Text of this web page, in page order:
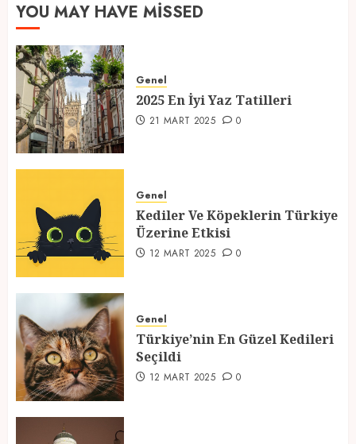
1
21 MART 2025
2
Üzerine Etkisi
12 MART 2025 0
3
Seçildi
12 MART 2025 0
YOU MAY HAVE MISSED
Genel
2025 En İyi Yaz Tatilleri
21 MART 2025 0
Genel
Kediler Ve Köpeklerin Türkiye
Üzerine Etkisi
12 MART 2025 0
Genel
Türkiye’nin En Güzel Kedileri
Seçildi
12 MART 2025 0